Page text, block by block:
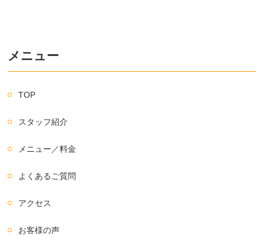
メニュー
TOP
スタッフ紹介
メニュー／料金
よくあるご質問
アクセス
お客様の声